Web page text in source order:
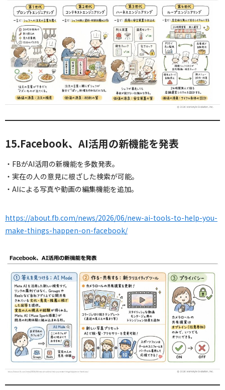
15.Facebook、AI活用の新機能を発表
・FBがAI活用の新機能を多数発表。
・実在の人の意見に根ざした検索が可能。
・AIによる写真や動画の編集機能を追加。
https://about.fb.com/news/2026/06/new-ai-tools-to-help-you-
make-things-happen-on-facebook/